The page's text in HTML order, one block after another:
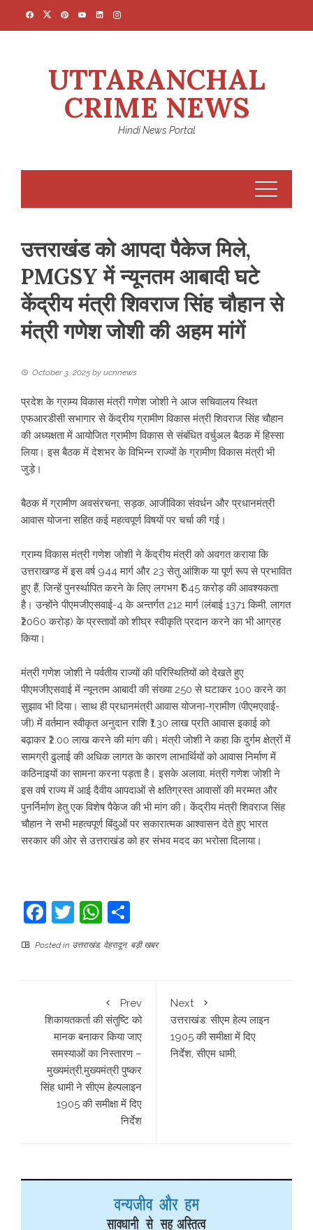
UTTARANCHAL
CRIME NEWS
Hindi News Portal
उत्तराखंड को आपदा पैकेज मिले,
PMGSY में न्यूनतम आबादी घटे
केंद्रीय मंत्री शिवराज सिंह चौहान से
मंत्री गणेश जोशी की अहम मांगें
October 3, 2025 by ucnnews
प्रदेश के ग्राम्य विकास मंत्री गणेश जोशी ने आज सचिवालय स्थित
एफआरडीसी सभागार से केंद्रीय ग्रामीण विकास मंत्री शिवराज सिंह चौहान
की अध्यक्षता में आयोजित ग्रामीण विकास से संबंधित वर्चुअल बैठक में हिस्सा
लिया। इस बैठक में देशभर के विभिन्न राज्यों के ग्रामीण विकास मंत्री भी
जुड़े।
बैठक में ग्रामीण अवसंरचना, सड़क, आजीविका संवर्धन और प्रधानमंत्री
आवास योजना सहित कई महत्वपूर्ण विषयों पर चर्चा की गई।
ग्राम्य विकास मंत्री गणेश जोशी ने केंद्रीय मंत्री को अवगत कराया कि
उत्तराखण्ड में इस वर्ष 944 मार्ग और 23 सेतु आंशिक या पूर्ण रूप से प्रभावित
हुए हैं, जिन्हें पुनर्स्थापित करने के लिए लगभग ₹645 करोड़ की आवश्यकता
है। उन्होंने पीएमजीएसवाई-4 के अन्तर्गत 212 मार्ग (लंबाई 1371 किमी, लागत
₹2060 करोड़) के प्रस्तावों को शीघ्र स्वीकृति प्रदान करने का भी आग्रह
किया।
मंत्री गणेश जोशी ने पर्वतीय राज्यों की परिस्थितियों को देखते हुए
पीएमजीएसवाई में न्यूनतम आबादी की संख्या 250 से घटाकर 100 करने का
सुझाव भी दिया। साथ ही प्रधानमंत्री आवास योजना-ग्रामीण (पीएमएवाई-
जी) में वर्तमान स्वीकृत अनुदान राशि ₹1.30 लाख प्रति आवास इकाई को
बढ़ाकर ₹2.00 लाख करने की मांग की। मंत्री जोशी ने कहा कि दुर्गम क्षेत्रों में
सामग्री ढुलाई की अधिक लागत के कारण लाभार्थियों को आवास निर्माण में
कठिनाइयों का सामना करना पड़ता है। इसके अलावा, मंत्री गणेश जोशी ने
इस वर्ष राज्य में आई दैवीय आपदाओं से क्षतिग्रस्त आवासों की मरम्मत और
पुनर्निर्माण हेतु एक विशेष पैकेज की भी मांग की। केंद्रीय मंत्री शिवराज सिंह
चौहान ने सभी महत्वपूर्ण बिंदुओं पर सकारात्मक आश्वासन देते हुए भारत
सरकार की ओर से उत्तराखंड को हर संभव मदद का भरोसा दिलाया।
Facebook
TwitterWhatsApp
Posted in उत्तराखंड, देहरादून, बड़ी खबर
Prev
शिकायतकर्ता की संतुष्टि को
मानक बनाकर किया जाए
समस्याओं का निस्तारण –
मुख्यमंत्री,मुख्यमंत्री पुष्कर
सिंह धामी ने सीएम हेल्पलाइन
1905 की समीक्षा में दिए
निर्देश
Next
उत्तराखंड: सीएम हेल्प लाइन
1905 की समीक्षा में दिए
निर्देश, सीएम धामी,